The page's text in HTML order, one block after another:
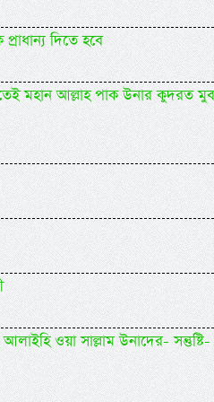
দিতে হবে
মহান আল্লাহ পাক উনার কুদরত
ওয়া সাল্লাম উনাদের- সন্তুষ্টি-